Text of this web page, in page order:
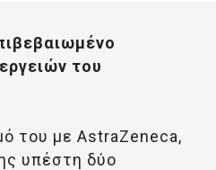
του
του με AstraZeneca,
υπέστη δύο